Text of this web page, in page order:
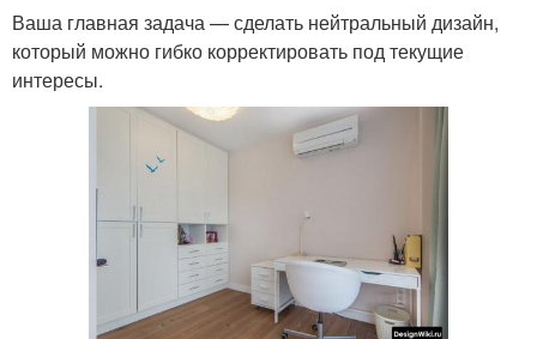
Ваша главная задача — сделать нейтральный дизайн,
который можно гибко корректировать под текущие
интересы.